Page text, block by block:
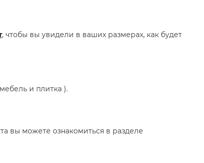
, чтобы вы увидели в ваших размерах, как будет
и плитка ).
вы можете ознакомиться в разделе